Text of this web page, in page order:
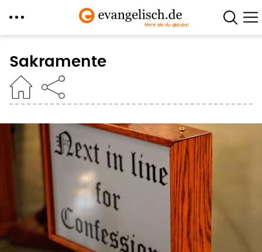
zum
Inhalt
Sakramente